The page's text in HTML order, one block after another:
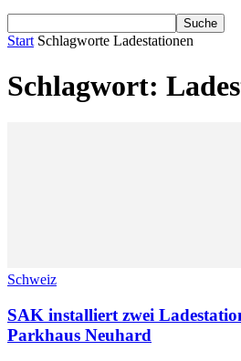
Start Schlagworte Ladestationen
Schlagwort:
Schweiz
SAK installiert zwei
Parkhaus Neuhard